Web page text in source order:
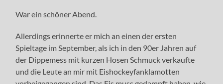
War ein schöner Abend.
Allerdings erinnerte er mich an einen der ersten
Spieltage im September, als ich in den 90er Jahren auf
der Dippemess mit kurzen Hosen Schmuck verkaufte
und die Leute an mir mit Eishockeyfanklamotten